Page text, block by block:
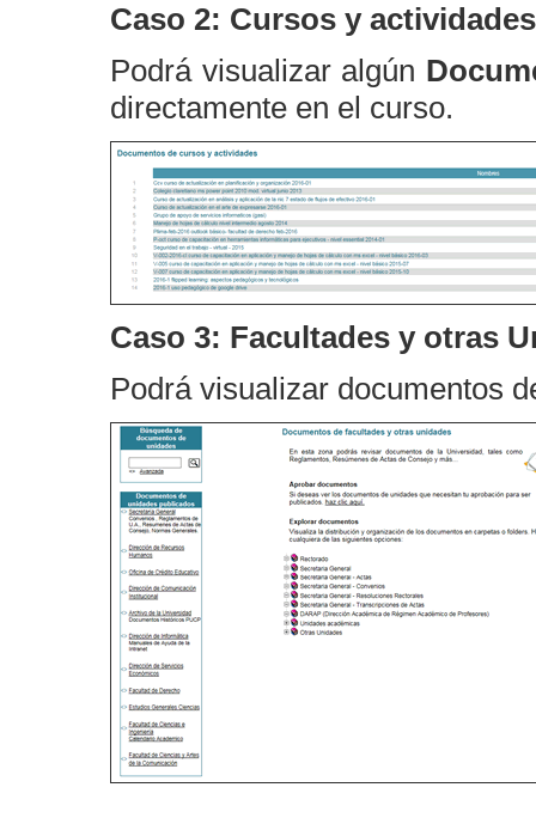
Caso 2: Cursos y actividades
Podrá visualizar algún
directamente en el curso.
Caso 3: Facultades y otras
Podrá visualizar documentos